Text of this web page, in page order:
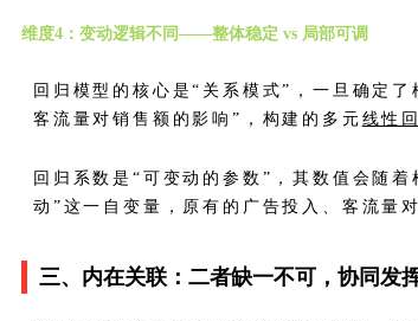
维度4：变动逻辑不同——整体稳定 vs 局部可调
回归模型的核心是“关系模式”，一旦确定
客流量对销售额的影响”，构建的多元 线性
回归系数是“可变动的参数”，其数值会随
动”这一自变量，原有的广告投入、客流量
三、内在关联：二者缺一不可，协同发